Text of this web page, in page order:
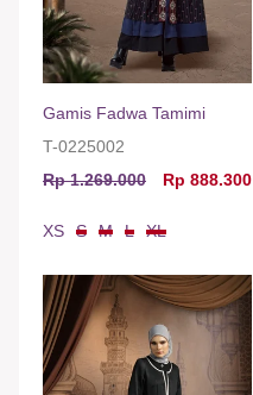
Gamis Fadwa Tamimi
T-0225002
Rp 1.269.000
Rp 888.300
XS S M L XL